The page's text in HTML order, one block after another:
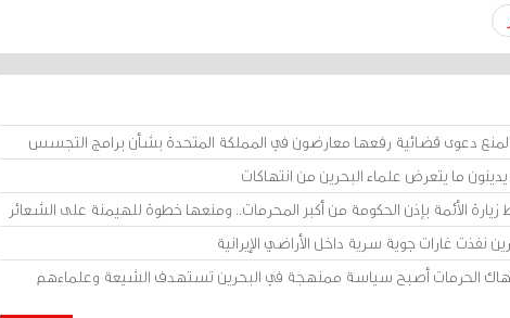
لمنع دعوى قضائية رفعها معارضون في المملكة المتحدة بشأن برامج التجسس
ما يتعرض علماء البحرين من انتهاكات
الأئمة بإذن الحكومة من أكبر المحرمات.. ومنعها خطوة للهيمنة على الشعائر
نفذت غارات جوية سرية داخل الأراضي الإيرانية
الحرمات أصبح سياسة ممنهجة في البحرين تستهدف الشيعة وعلماءهم